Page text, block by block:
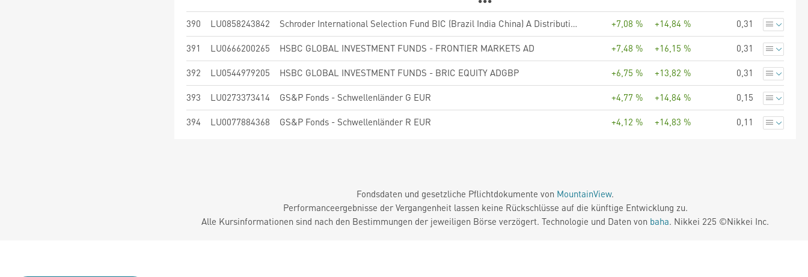
390 LU0858243842 Schroder International Selection Fund BIC (Brazil India China) A Distribution EUR AV +7,08 % +14,84 % 0,31
391 LU0666200265 HSBC GLOBAL INVESTMENT FUNDS - FRONTIER MARKETS AD +7,48 % +16,15 % 0,31
392 LU0544979205 HSBC GLOBAL INVESTMENT FUNDS - BRIC EQUITY ADGBP +6,75 % +13,82 % 0,31
393 LU0273373414 GS&P Fonds - Schwellenländer G EUR +4,77 % +14,84 % 0,15
394 LU0077884368 GS&P Fonds - Schwellenländer R EUR +4,12 % +14,83 % 0,11
Fondsdaten und gesetzliche Pflichtdokumente von MountainView.
Performanceergebnisse der Vergangenheit lassen keine Rückschlüsse auf die künftige Entwicklung zu.
Alle Kursinformationen sind nach den Bestimmungen der jeweiligen Börse verzögert. Technologie und Daten von baha. Nikkei 225 ©Nikkei Inc.